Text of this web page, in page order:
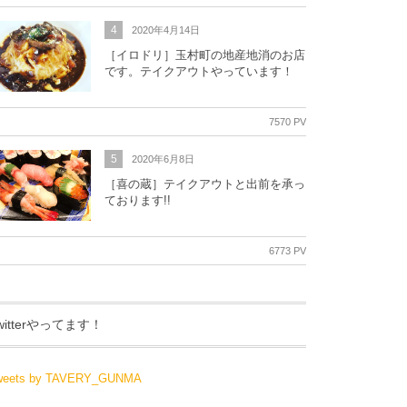
4 2020年4月14日
［イロドリ］玉村町の地産地消のお店
です。テイクアウトやっています！
7570 PV
5 2020年6月8日
［喜の蔵］テイクアウトと出前を承っ
ております!!
6773 PV
やってます！
by TAVERY_GUNMA